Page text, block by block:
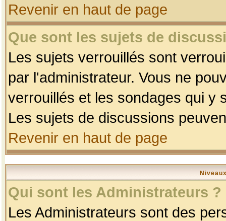
Revenir en haut de page
Que sont les sujets de
Les sujets verrouillés sont
par l'administrateur. Vous ne
verrouillés et les sondages qui y
Les sujets de discussions
Revenir en haut de page
Qui sont les Administrateurs ?
Les Administrateurs sont des